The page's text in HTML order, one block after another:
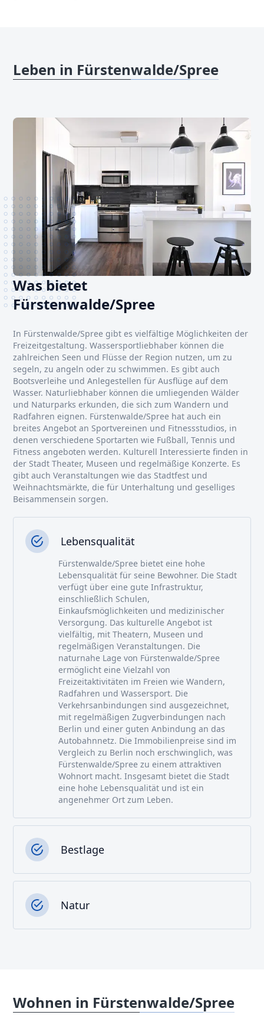
Leben in Fürstenwalde/Spree
Was bietet
Fürstenwalde/Spree
In Fürstenwalde/Spree gibt es vielfältige Möglichkeiten der
Freizeitgestaltung. Wassersportliebhaber können die
zahlreichen Seen und Flüsse der Region nutzen, um zu
segeln, zu angeln oder zu schwimmen. Es gibt auch
Bootsverleihe und Anlegestellen für Ausflüge auf dem
Wasser. Naturliebhaber können die umliegenden Wälder
und Naturparks erkunden, die sich zum Wandern und
Radfahren eignen. Fürstenwalde/Spree hat auch ein
breites Angebot an Sportvereinen und Fitnessstudios, in
denen verschiedene Sportarten wie Fußball, Tennis und
Fitness angeboten werden. Kulturell Interessierte finden in
der Stadt Theater, Museen und regelmäßige Konzerte. Es
gibt auch Veranstaltungen wie das Stadtfest und
Weihnachtsmärkte, die für Unterhaltung und geselliges
Beisammensein sorgen.
Lebensqualität
Fürstenwalde/Spree bietet eine hohe
Lebensqualität für seine Bewohner. Die Stadt
verfügt über eine gute Infrastruktur,
einschließlich Schulen,
Einkaufsmöglichkeiten und medizinischer
Versorgung. Das kulturelle Angebot ist
vielfältig, mit Theatern, Museen und
regelmäßigen Veranstaltungen. Die
naturnahe Lage von Fürstenwalde/Spree
ermöglicht eine Vielzahl von
Freizeitaktivitäten im Freien wie Wandern,
Radfahren und Wassersport. Die
Verkehrsanbindungen sind ausgezeichnet,
mit regelmäßigen Zugverbindungen nach
Berlin und einer guten Anbindung an das
Autobahnnetz. Die Immobilienpreise sind im
Vergleich zu Berlin noch erschwinglich, was
Fürstenwalde/Spree zu einem attraktiven
Wohnort macht. Insgesamt bietet die Stadt
eine hohe Lebensqualität und ist ein
angenehmer Ort zum Leben.
Bestlage
Natur
Wohnen in Fürstenwalde/Spree